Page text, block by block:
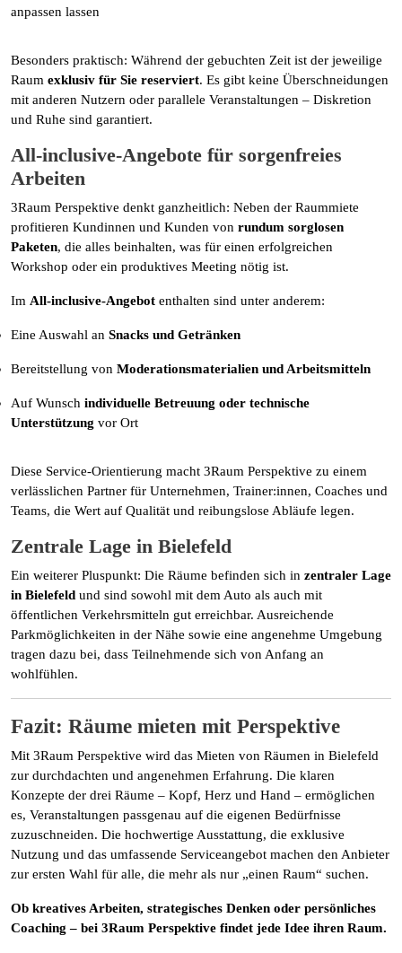
anpassen lassen
Besonders praktisch: Während der gebuchten Zeit ist der jeweilige
Raum exklusiv für Sie reserviert. Es gibt keine Überschneidungen
mit anderen Nutzern oder parallele Veranstaltungen – Diskretion
und Ruhe sind garantiert.
All-inclusive-Angebote für sorgenfreies
Arbeiten
3Raum Perspektive denkt ganzheitlich: Neben der Raummiete
profitieren Kundinnen und Kunden von rundum sorglosen
Paketen, die alles beinhalten, was für einen erfolgreichen
Workshop oder ein produktives Meeting nötig ist.
Im All-inclusive-Angebot enthalten sind unter anderem:
Eine Auswahl an Snacks und Getränken
Bereitstellung von Moderationsmaterialien und Arbeitsmitteln
Auf Wunsch individuelle Betreuung oder technische
Unterstützung vor Ort
Diese Service-Orientierung macht 3Raum Perspektive zu einem
verlässlichen Partner für Unternehmen, Trainer:innen, Coaches und
Teams, die Wert auf Qualität und reibungslose Abläufe legen.
Zentrale Lage in Bielefeld
Ein weiterer Pluspunkt: Die Räume befinden sich in zentraler Lage
in Bielefeld und sind sowohl mit dem Auto als auch mit
öffentlichen Verkehrsmitteln gut erreichbar. Ausreichende
Parkmöglichkeiten in der Nähe sowie eine angenehme Umgebung
tragen dazu bei, dass Teilnehmende sich von Anfang an
wohlfühlen.
Fazit: Räume mieten mit Perspektive
Mit 3Raum Perspektive wird das Mieten von Räumen in Bielefeld
zur durchdachten und angenehmen Erfahrung. Die klaren
Konzepte der drei Räume – Kopf, Herz und Hand – ermöglichen
es, Veranstaltungen passgenau auf die eigenen Bedürfnisse
zuzuschneiden. Die hochwertige Ausstattung, die exklusive
Nutzung und das umfassende Serviceangebot machen den Anbieter
zur ersten Wahl für alle, die mehr als nur „einen Raum“ suchen.
Ob kreatives Arbeiten, strategisches Denken oder persönliches
Coaching – bei 3Raum Perspektive findet jede Idee ihren Raum.